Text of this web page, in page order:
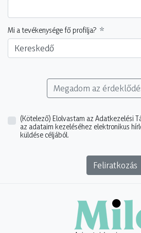
Mi a tevékenysége fő profilja?
Kereskedő
Megadom az
(Kötelező) Elolvastam az Adatkezelési
az adataim kezeléséhez elektronikus
küldése céljából.
Feliratkozás